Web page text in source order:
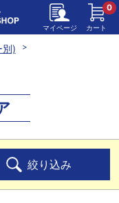
マイページ カート
0
別)
絞り込み